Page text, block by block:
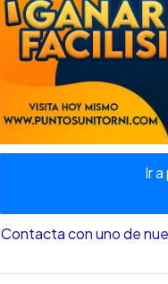
Ir
Contacta con uno de